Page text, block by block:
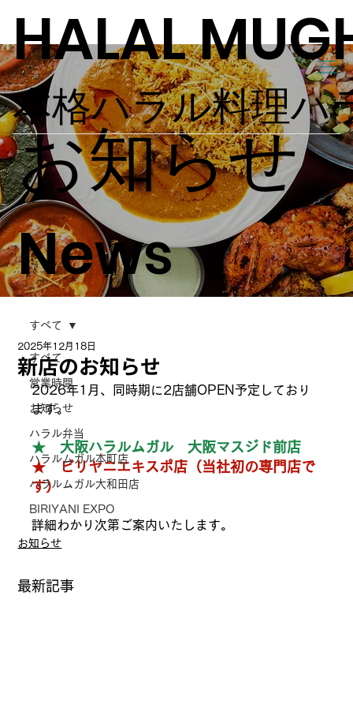
HALAL
本格ハラル料理ハ
すべて
営業時間
お知らせ
ハラル弁当
ハラルムガル本町店
ハラルムガル大和田店
BIRIYANI EXPO
すべて
新店のお知らせ
2025年12月18日
2026年1月、同時期に2店舗OPEN予定しており
ます。
★　大阪ハラルムガル　大阪マスジド前店
★　ビリヤニエキスポ店（当社初の専門店で
す）
詳細わかり次第ご案内いたします。
お知らせ
最新記事
お知らせ
News